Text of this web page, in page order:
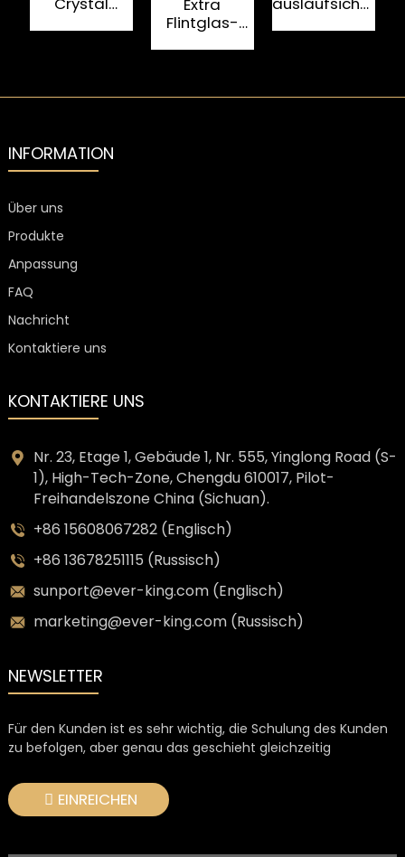
Extra
Flintglas-
mit
INFORMATION
Über uns
Produkte
Anpassung
FAQ
Nachricht
Kontaktiere uns
KONTAKTIERE UNS
Nr. 23, Etage 1, Gebäude 1, Nr. 555, Yinglong Road (S-
1), High-Tech-Zone, Chengdu 610017, Pilot-
Freihandelszone China (Sichuan).
+86 15608067282 (Englisch)
+86 13678251115 (Russisch)
sunport@ever-king.com (Englisch)
marketing@ever-king.com (Russisch)
NEWSLETTER
Für den Kunden ist es sehr wichtig, die Schulung des Kunden
zu befolgen, aber genau das geschieht gleichzeitig
EINREICHEN